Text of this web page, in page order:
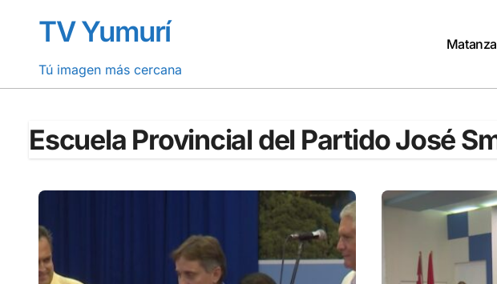
contenidoTV Yumurí
Tú imagen más cercana
Escuela Provincial del Partido José